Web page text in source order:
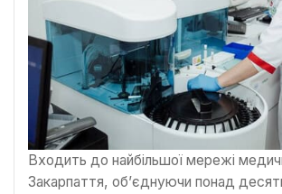
Входить до найбільшої мережі
Закарпаття, об’єднуючи понад